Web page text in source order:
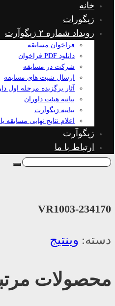
خانه
زیگورات
رویداد شماره ۲ زیگوآرت
فراخوان مسابقه
دانلود PDF فراخوان
شرکت در مسابقه
ارسال شیت های مسابقه
آثار برگزیده مرحله اول
بیانیه هیئت داوران
بیانیه زیگوآرت
اعلام نتایج نهایی مسابقه
زیگوآرت
ارتباط با ما
VR1003-234170
دسته: وینتیج
محصولات